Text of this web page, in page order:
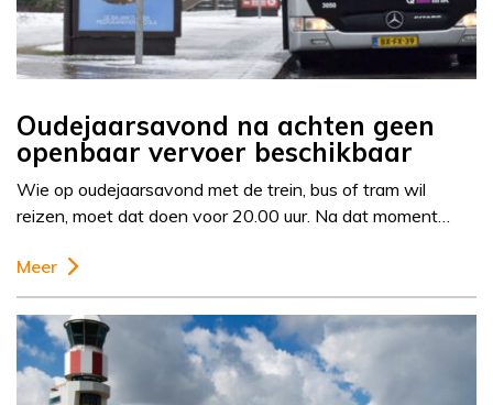
Oudejaarsavond na achten geen
openbaar vervoer beschikbaar
Wie op oudejaarsavond met de trein, bus of tram wil
reizen, moet dat doen voor 20.00 uur. Na dat moment…
Meer